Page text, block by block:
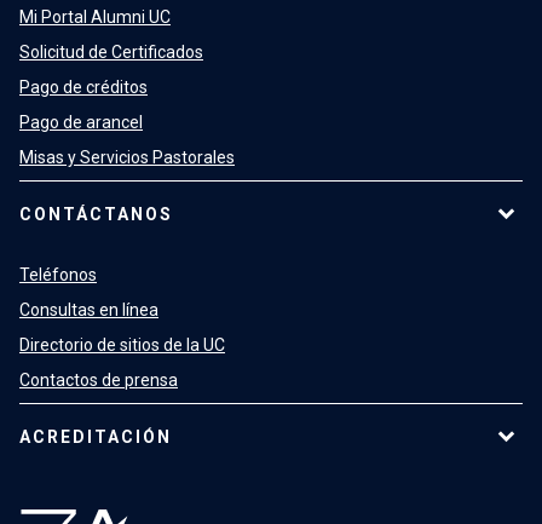
Mi Portal Alumni UC
Solicitud de Certificados
Pago de créditos
Pago de arancel
Misas y Servicios Pastorales
CONTÁCTANOS
Teléfonos
Consultas en línea
Directorio de sitios de la UC
Contactos de prensa
ACREDITACIÓN